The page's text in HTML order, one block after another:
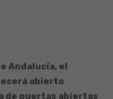
Andalucía, el
abierto
de puertas abiertas